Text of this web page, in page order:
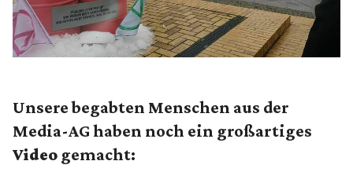
Unsere begabten Menschen aus der
Media-AG haben noch ein großartiges
Video gemacht: